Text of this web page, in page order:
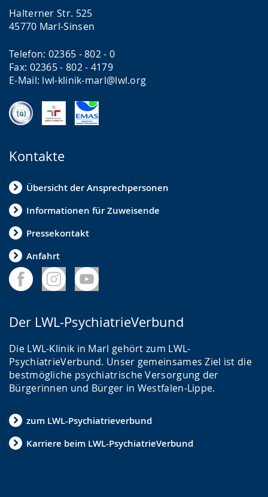
Halterner Str. 525
45770 Marl-Sinsen
Telefon: 02365 - 802 - 0
Fax: 02365 - 802 - 4179
E-Mail: lwl-klinik-marl@lwl.org
Kontakte
Übersicht der Ansprechpersonen
Informationen für Zuweisende
Pressekontakt
Anfahrt
Der LWL-PsychiatrieVerbund
Die LWL-Klinik in Marl gehört zum LWL-
PsychiatrieVerbund. Unser gemeinsames Ziel ist die
bestmögliche psychiatrische Versorgung der
Bürgerinnen und Bürger in Westfalen-Lippe.
zum LWL-Psychiatrieverbund
Karriere beim LWL-PsychiatrieVerbund